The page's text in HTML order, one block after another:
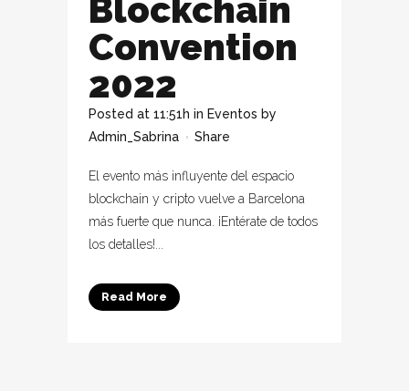
Blockchain
Convention
2022
Posted at 11:51h in Eventos by
Admin_Sabrina
Share
El evento más influyente del espacio
blockchain y cripto vuelve a Barcelona
más fuerte que nunca. ¡Entérate de todos
los detalles!...
Read More